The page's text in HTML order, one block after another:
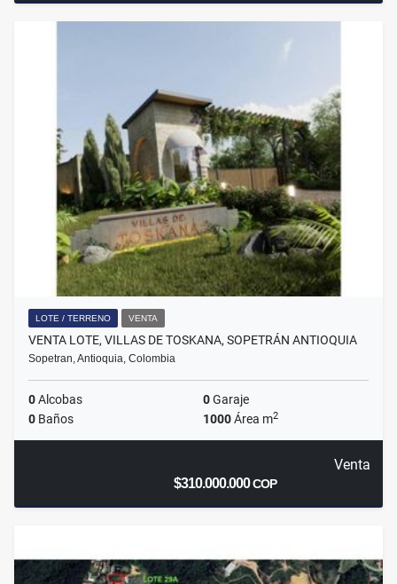
LOTE / TERRENO VENTA
VENTA LOTE, VILLAS DE TOSKANA, SOPETRÁN ANTIOQUIA
Sopetran, Antioquia, Colombia
0Alcobas 0Garaje
0 Baños 1000Área m2
Venta
$310.000.000COP